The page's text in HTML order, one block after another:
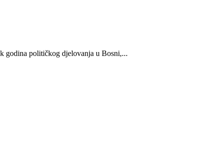
godina političkog djelovanja u Bosni,...